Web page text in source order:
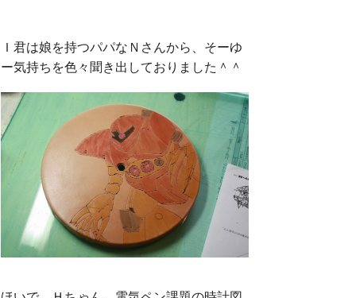
Ｉ君は娘を持つパパなＮさんから、そーゆ
ー気持ちを色々聞き出しておりました＾＾